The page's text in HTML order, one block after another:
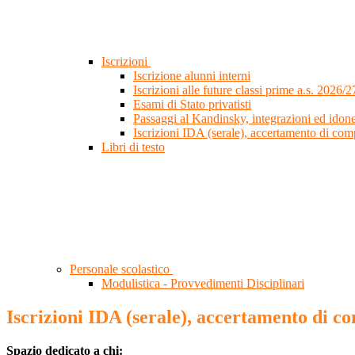
Iscrizioni
Iscrizione alunni interni
Iscrizioni alle future classi prime a.s. 2026/
Esami di Stato privatisti
Passaggi al Kandinsky, integrazioni ed
Iscrizioni IDA (serale), accertamento di
Libri di testo
Personale scolastico
Modulistica - Provvedimenti Disciplinari
Iscrizioni IDA (serale), accertamento di
Spazio dedicato a chi: